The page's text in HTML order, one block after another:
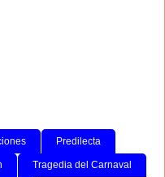
Predilecta
Tragedia del Carnaval